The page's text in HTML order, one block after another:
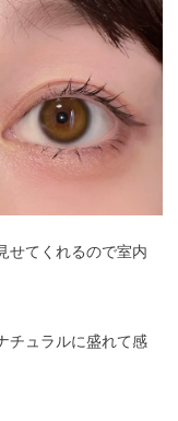
せてくれるので室内
チュラルに盛れて感